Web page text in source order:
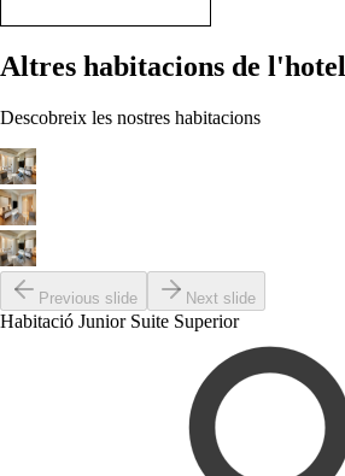
Altres habitacions de l'hotel
Descobreix les nostres habitacions
Previous slide Next slide
Habitació Junior Suite Superior